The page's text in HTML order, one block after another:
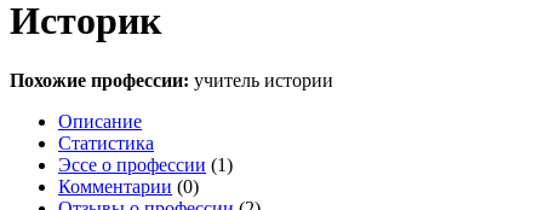
Историк
Похожие профессии: учитель истории
Описание
Статистика
Эссе о профессии (1)
Комментарии (0)